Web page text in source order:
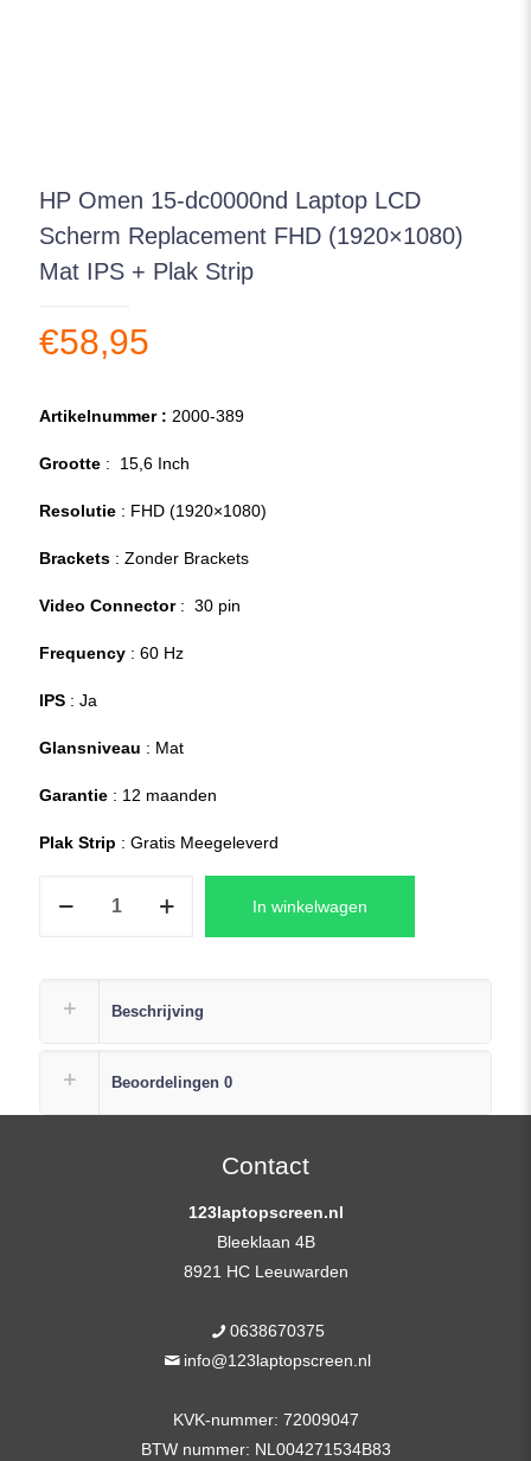
HP Omen 15-dc0000nd Laptop LCD
Scherm Replacement FHD (1920×1080)
Mat IPS + Plak Strip
€58,95
Artikelnummer : 2000-389
Grootte : 15,6 Inch
Resolutie : FHD (1920×1080)
Brackets : Zonder Brackets
Video Connector: 30 pin
Frequency : 60 Hz
IPS : Ja
Glansniveau : Mat
Garantie : 12 maanden
Plak Strip : Gratis Meegeleverd
dc0000nd
Laptop
In winkelwagen
Beschrijving
Beoordelingen 0
Contact
123laptopscreen.nl
Bleeklaan 4B
8921 HC Leeuwarden
0638670375
info@123laptopscreen.nl
KVK-nummer: 72009047
BTW nummer: NL004271534B83